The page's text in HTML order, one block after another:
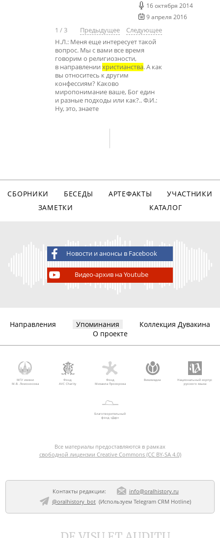
16 октября 2014
9 апреля 2016
1 /3 Предыдущее
Следующее
Н.Л.: Меня еще интересует такой
вопрос. Мы с вами все время
говорим о религиозности,
в направлении христианства. А как
вы относитесь к другим
конфессиям? Каково
миропонимание ваше, Бог един
и разные подходы или как?.. Ф.И.:
Ну, это, знаете
СБОРНИКИ БЕСЕДЫ АРТЕФАКТЫ
УЧАСТНИКИ
ЗАМЕТКИ
КАТАЛОГ
Новости и анонсы в Facebook
Видео-архив на Youtube
Направления Упоминания
Коллекция Дувакина
О проекте
МГУ имени
М.В. Ломоносова
Фонд
AVC Charity
Фонд
Михаила Прохорова
Викимедиа
Национальный корпус
русского языка
Благотворительный
фонд «Дар»
Все материалы предоставляются в рамках
свободной лицензии Creative Commons (CC BY-SA 4.0)
Контакты редакции:
info@oralhistory.ru
@oralhistory_bot(Используем Telegram CRM Hotline)